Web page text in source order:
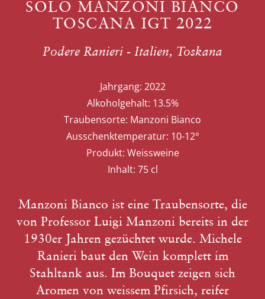
SOLO MANZONI BIANCO
TOSCANA IGT 2022
Podere Ranieri - Italien, Toskana
Jahrgang: 2022
Alkoholgehalt: 13.5%
Traubensorte: Manzoni Bianco
Ausschenktemperatur: 10-12°
Produkt: Weissweine
Inhalt: 75 cl
Manzoni Bianco ist eine Traubensorte, die
von Professor Luigi Manzoni bereits in der
1930er Jahren gezüchtet wurde. Michele
Ranieri baut den Wein komplett im
Stahltank aus. Im Bouquet zeigen sich
Aromen von weissem Pfirsich, reifer